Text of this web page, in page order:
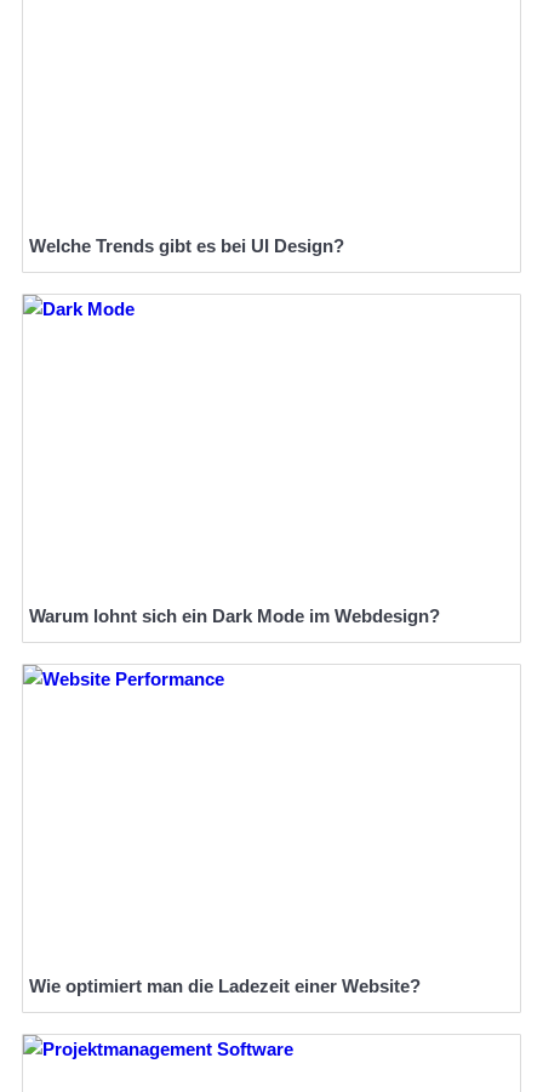
Welche Trends gibt es bei UI Design?
Warum lohnt sich ein Dark Mode im Webdesign?
Wie optimiert man die Ladezeit einer Website?